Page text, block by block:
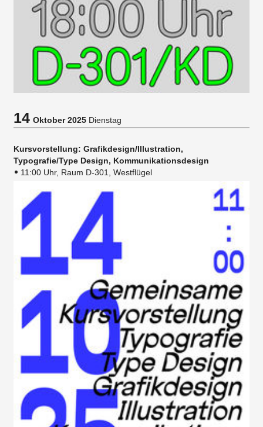
14Oktober 2025 Dienstag
Kursvorstellung: Grafikdesign/Illustration,
Typografie/Type Design, Kommunikationsdesign
11:00 Uhr, Raum D-301, Westflügel